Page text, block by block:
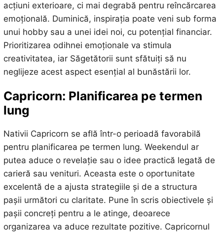
acțiuni exterioare, ci mai degrabă pentru reîncărcarea
emoțională. Duminică, inspirația poate veni sub forma
unui hobby sau a unei idei noi, cu potențial financiar.
Prioritizarea odihnei emoționale va stimula
creativitatea, iar Săgetătorii sunt sfătuiți să nu
neglijeze acest aspect esențial al bunăstării lor.
Capricorn: Planificarea pe termen
lung
Nativii Capricorn se află într-o perioadă favorabilă
pentru planificarea pe termen lung. Weekendul ar
putea aduce o revelație sau o idee practică legată de
carieră sau venituri. Aceasta este o oportunitate
excelentă de a ajusta strategiile și de a structura
pașii următori cu claritate. Pune în scris obiectivele și
pașii concreți pentru a le atinge, deoarece
organizarea va aduce rezultate pozitive. Capricornul